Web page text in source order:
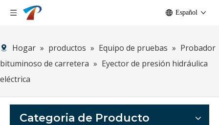
Español
Hogar » productos » Equipo de pruebas » Probador
bituminoso de carretera » Eyector de presión hidráulica
eléctrica
Categoria de Producto